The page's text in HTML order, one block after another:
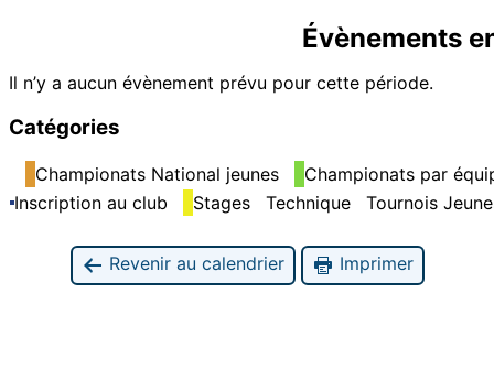
Évènements
Il n’y a aucun évènement prévu pour cette période.
Catégories
Championats National jeunes
Championats par
Inscription au club
Stages Technique Tournois
Revenir au calendrier Imprimer